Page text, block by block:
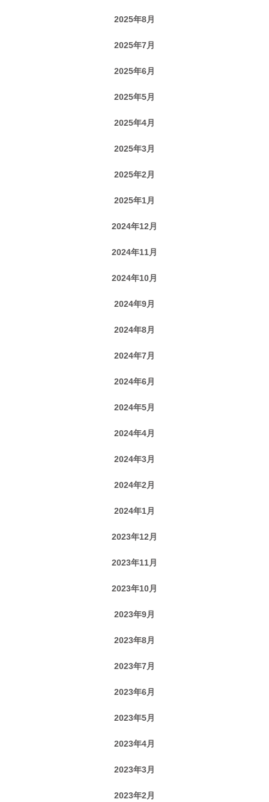
2025年8月
2025年7月
2025年6月
2025年5月
2025年4月
2025年3月
2025年2月
2025年1月
2024年12月
2024年11月
2024年10月
2024年9月
2024年8月
2024年7月
2024年6月
2024年5月
2024年4月
2024年3月
2024年2月
2024年1月
2023年12月
2023年11月
2023年10月
2023年9月
2023年8月
2023年7月
2023年6月
2023年5月
2023年4月
2023年3月
2023年2月